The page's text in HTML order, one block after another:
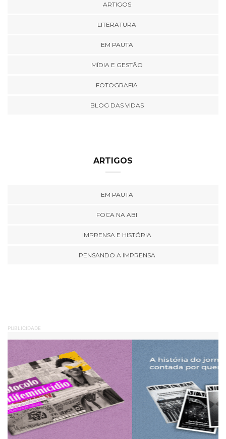
ARTIGOS
LITERATURA
EM PAUTA
MÍDIA E GESTÃO
FOTOGRAFIA
BLOG DAS VIDAS
ARTIGOS
EM PAUTA
FOCA NA ABI
IMPRENSA E HISTÓRIA
PENSANDO A IMPRENSA
PUBLICIDADE